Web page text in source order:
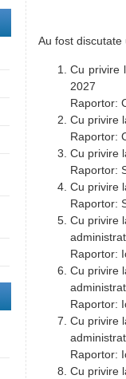
Au fost
Cu privire
2027
Raportor:
Cu privire
Raportor:
Cu privire
Raportor:
Cu privire
Raportor:
Cu privire
Raportor:
Cu privire
Raportor:
Cu privire
Raportor:
Cu privire